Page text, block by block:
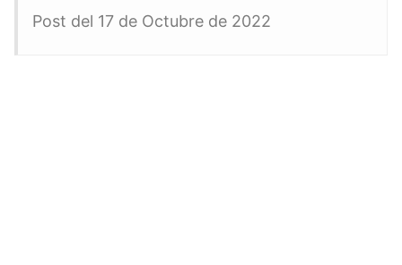
Post del 17 de Octubre de 2022